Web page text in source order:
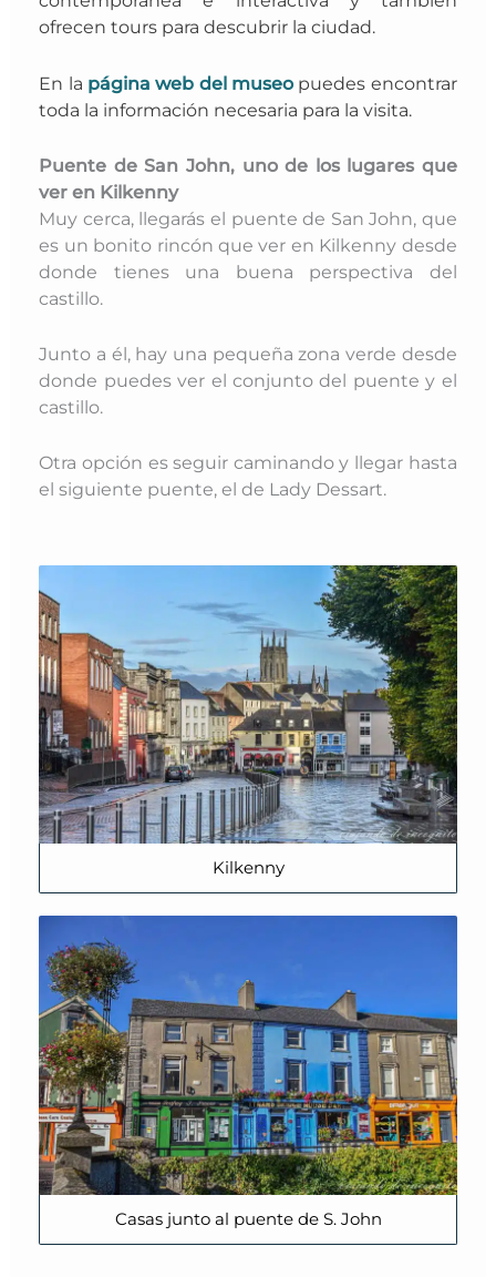
ofrecen tours para descubrir la ciudad.
En la página web del museopuedes encontrar
toda la información necesaria para la visita.
Puente de San John, uno de los lugares que
ver en Kilkenny
Muy cerca, llegarás el puente de San John, que
es un bonito rincón que ver en Kilkenny desde
donde tienes una buena perspectiva del
castillo.
Junto a él, hay una pequeña zona verde desde
donde puedes ver el conjunto del puente y el
castillo.
Otra opción es seguir caminando y llegar hasta
el siguiente puente, el de Lady Dessart.
Kilkenny
Casas junto al puente de S. John